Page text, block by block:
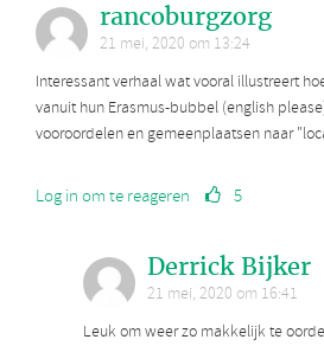
rancoburgzorg
21 mei, 2020 om 13:24
Interessant verhaal wat vooral illustreert
vanuit hun Erasmus-bubbel (english
vooroordelen en gemeenplaatsen naar
Log in om te reageren 5
Derrick Bijker
21 mei, 2020 om 16:41
Leuk om weer zo makkelijk te